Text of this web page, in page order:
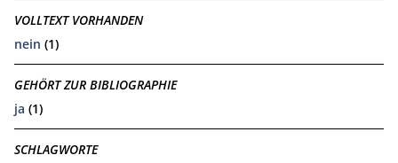
VOLLTEXT VORHANDEN
nein (1)
GEHÖRT ZUR BIBLIOGRAPHIE
ja (1)
SCHLAGWORTE